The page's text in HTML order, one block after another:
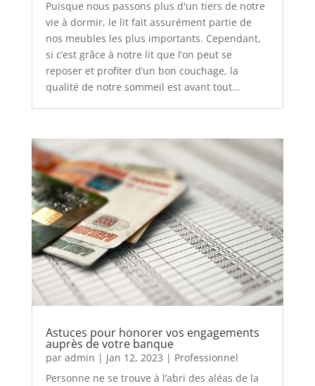
Puisque nous passons plus d'un tiers de notre
vie à dormir, le lit fait assurément partie de
nos meubles les plus importants. Cependant,
si c’est grâce à notre lit que l’on peut se
reposer et profiter d’un bon couchage, la
qualité de notre sommeil est avant tout...
Astuces pour honorer vos engagements
auprès de votre banque
par admin | Jan 12, 2023 | Professionnel
Personne ne se trouve à l’abri des aléas de la